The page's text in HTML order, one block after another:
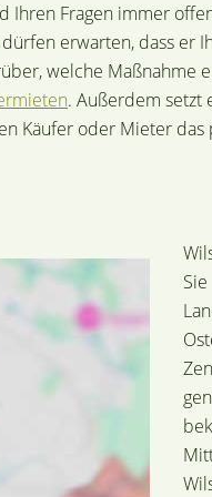
Ihren Fragen immer
erwarten, dass er
welche Maßnahme
. Außerdem setzt
Käufer oder Mieter